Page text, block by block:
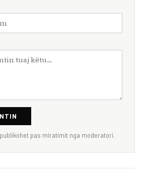
pas miratimit nga moderatori.